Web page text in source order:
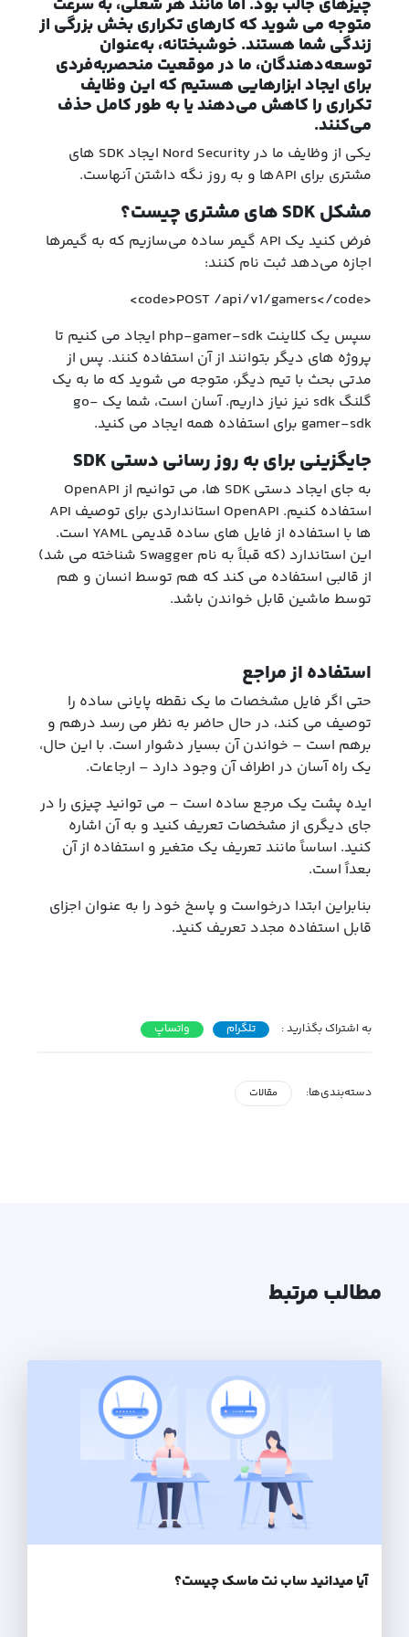
چیزهای جالب بود. اما مانند هر شغلی، به سرعت
متوجه می شوید که کارهای تکراری بخش بزرگی از
زندگی شما هستند. خوشبختانه، به‌عنوان
توسعه‌دهندگان، ما در موقعیت منحصربه‌فردی
برای ایجاد ابزارهایی هستیم که این وظایف
تکراری را کاهش می‌دهند یا به طور کامل حذف
می‌کنند.
یکی از وظایف ما در Nord Security ایجاد SDK های
مشتری برای APIها و به روز نگه داشتن آنهاست.
مشکل SDK های مشتری چیست؟
فرض کنید یک API گیمر ساده می‌سازیم که به گیمرها
اجازه می‌دهد ثبت نام کنند:
<code>POST /api/v1/gamers</code>
سپس یک کلاینت php-gamer-sdk ایجاد می کنیم تا
پروژه های دیگر بتوانند از آن استفاده کنند. پس از
مدتی بحث با تیم دیگر، متوجه می شوید که ما به یک
گلنگ sdk نیز نیاز داریم. آسان است، شما یک go-
gamer-sdk برای استفاده همه ایجاد می کنید.
جایگزینی برای به روز رسانی دستی SDK
به جای ایجاد دستی SDK ها، می توانیم از OpenAPI
استفاده کنیم. OpenAPI استانداردی برای توصیف API
ها با استفاده از فایل های ساده قدیمی YAML است.
این استاندارد (که قبلاً به نام Swagger شناخته می شد)
از قالبی استفاده می کند که هم توسط انسان و هم
توسط ماشین قابل خواندن باشد.
استفاده از مراجع
حتی اگر فایل مشخصات ما یک نقطه پایانی ساده را
توصیف می کند، در حال حاضر به نظر می رسد درهم و
برهم است – خواندن آن بسیار دشوار است. با این حال،
یک راه آسان در اطراف آن وجود دارد – ارجاعات.
ایده پشت یک مرجع ساده است – می توانید چیزی را در
جای دیگری از مشخصات تعریف کنید و به آن اشاره
کنید. اساساً مانند تعریف یک متغیر و استفاده از آن
بعداً است.
بنابراین ابتدا درخواست و پاسخ خود را به عنوان اجزای
قابل استفاده مجدد تعریف کنید.
به اشتراک بگذارید : تلگرام واتساپ
دسته‌بندی‌ها: مقالات
مطالب مرتبط
آیا میدانید ساب نت ماسک چیست؟